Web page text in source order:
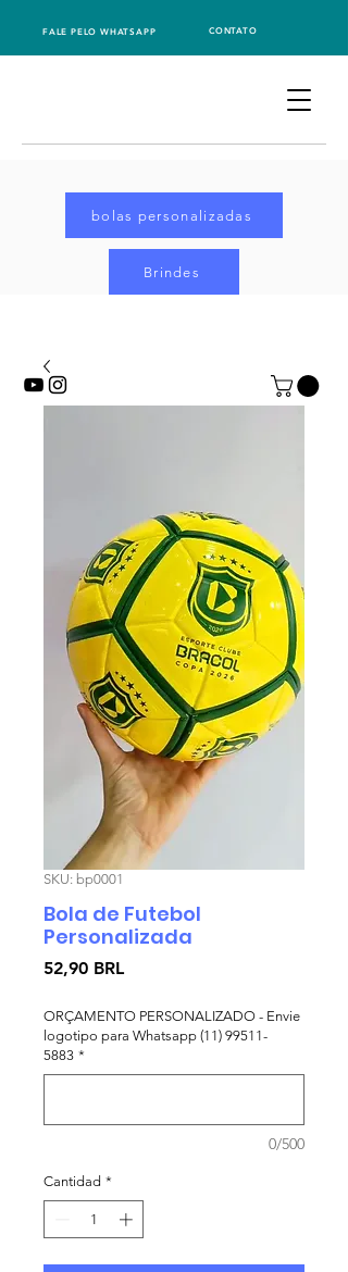
FALE PELO WHATSAPP CONTATO
bolas personalizadas
Brindes
SKU: bp0001
Bola de Futebol
Personalizada
52,90 BRLPrecio
ORÇAMENTO PERSONALIZADO - Envie
logotipo para Whatsapp (11) 99511-
5883 *
0/500
Cantidad *